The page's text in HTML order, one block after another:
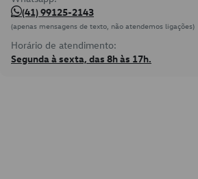
(41) 99125-2143
(apenas mensagens de texto, não atendemos ligações)
Horário de atendimento:
Segunda à sexta, das 8h às 17h.